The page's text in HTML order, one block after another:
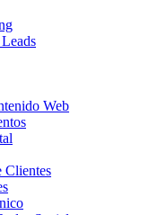
Web
Clientes